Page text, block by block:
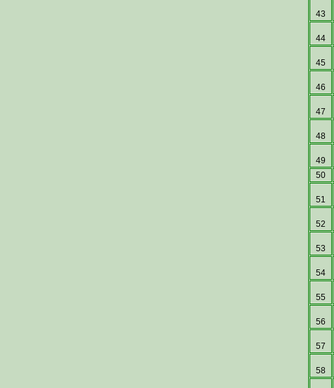
43
44
45
46
47
48
49
50
51
52
53
54
55
56
57
58